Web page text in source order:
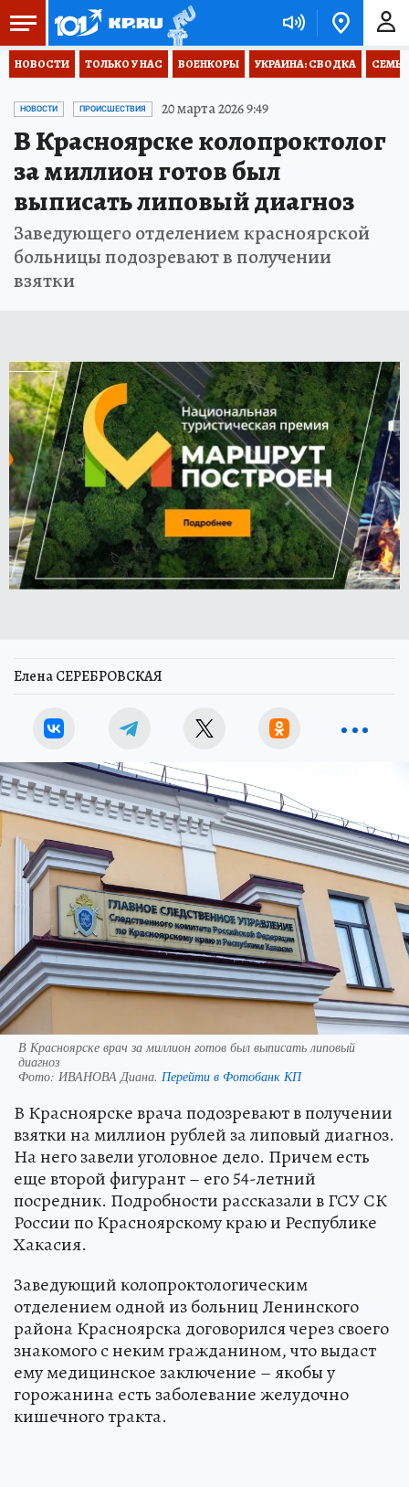
НОВОСТИ ТОЛЬКО У НАС ВОЕНКОРЫ УКРАИНА: СВОДКА
НОВОСТИ ПРОИСШЕСТВИЯ 20 марта 2026 9:49
В Красноярске колопроктолог
за миллион готов был
выписать липовый диагноз
Заведующего отделением красноярской
больницы подозревают в получении
взятки
Елена СЕРЕБРОВСКАЯ
В Красноярске врач за миллион готов был выписать липовый
диагноз
Фото: ИВАНОВА Диана. Перейти в Фотобанк КП
В Красноярске врача подозревают в получении
взятки на миллион рублей за липовый диагноз.
На него завели уголовное дело. Причем есть
еще второй фигурант – его 54-летний
посредник. Подробности рассказали в ГСУ СК
России по Красноярскому краю и Республике
Хакасия.
Заведующий колопроктологическим
отделением одной из больниц Ленинского
района Красноярска договорился через своего
знакомого с неким гражданином, что выдаст
ему медицинское заключение – якобы у
горожанина есть заболевание желудочно
кишечного тракта.